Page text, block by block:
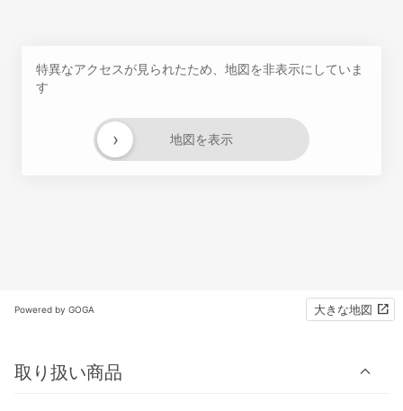
特異なアクセスが見られたため、地図を非表示にしていま
す
地図を表示
›
Powered by GOGA 大きな地図
取り扱い商品